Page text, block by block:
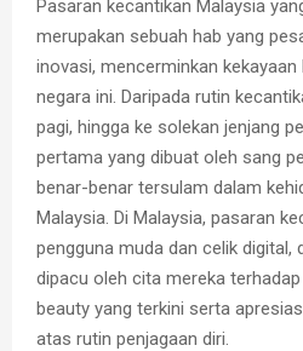
Pasaran kecantikan Malaysia
merupakan sebuah hab yang
inovasi, mencerminkan kekayaan
negara ini. Daripada rutin
pagi, hingga ke solekan jenjang
pertama yang dibuat oleh sang
benar-benar tersulam dalam
Malaysia. Di Malaysia, pasaran
pengguna muda dan celik digital,
dipacu oleh cita mereka
beauty yang terkini serta
atas rutin penjagaan diri.